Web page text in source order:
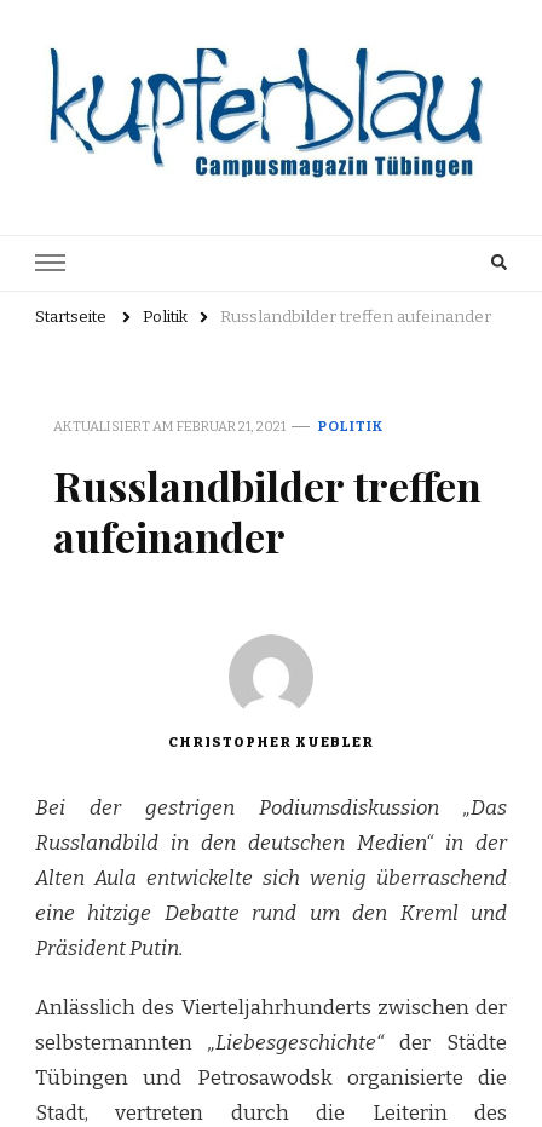
Archiv
Startseite Politik Russlandbilder treffen aufeinander
AKTUALISIERT AM FEBRUAR 21, 2021 POLITIK
Russlandbilder treffen
aufeinander
CHRISTOPHER KUEBLER
Bei der gestrigen Podiumsdiskussion „Das
Russlandbild in den deutschen Medien“ in der
Alten Aula entwickelte sich wenig überraschend
eine hitzige Debatte rund um den Kreml und
Präsident Putin.
Anlässlich des Vierteljahrhunderts zwischen der
selbsternannten „Liebesgeschichte“der Städte
Tübingen und Petrosawodsk organisierte die
Stadt, vertreten durch die Leiterin des